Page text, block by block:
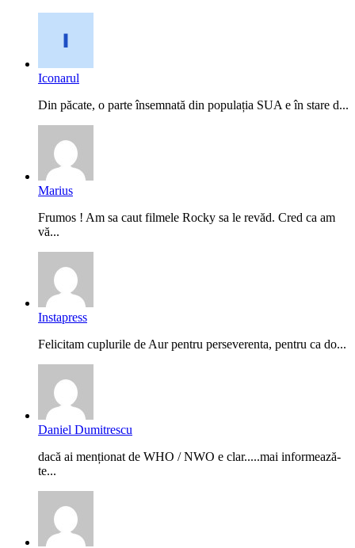
Iconarul
Din păcate, o parte însemnată din populația SUA e în stare d...
Marius
Frumos ! Am sa caut filmele Rocky sa le revăd. Cred ca am
vă...
Instapress
Felicitam cuplurile de Aur pentru perseverenta, pentru ca do...
Daniel Dumitrescu
dacă ai menționat de WHO / NWO e clar.....mai informează-
te...